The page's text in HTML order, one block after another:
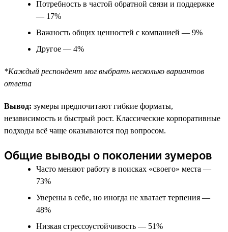
Потребность в частой обратной связи и поддержке
— 17%
Важность общих ценностей с компанией — 9%
Другое — 4%
*Каждый респондент мог выбрать несколько вариантов
ответа
Вывод: зумеры предпочитают гибкие форматы,
независимость и быстрый рост. Классические корпоративные
подходы всё чаще оказываются под вопросом.
Общие выводы о поколении зумеров
Часто меняют работу в поисках «своего» места —
73%
Уверены в себе, но иногда не хватает терпения —
48%
Низкая стрессоустойчивость — 51%